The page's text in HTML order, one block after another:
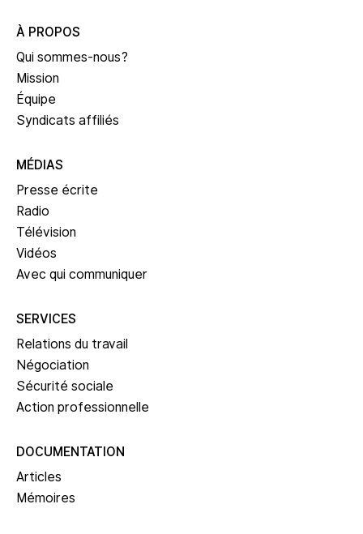
À PROPOS
Qui sommes-nous?
Mission
Équipe
Syndicats affiliés
MÉDIAS
Presse écrite
Radio
Télévision
Vidéos
Avec qui communiquer
SERVICES
Relations du travail
Négociation
Sécurité sociale
Action professionnelle
DOCUMENTATION
Articles
Mémoires